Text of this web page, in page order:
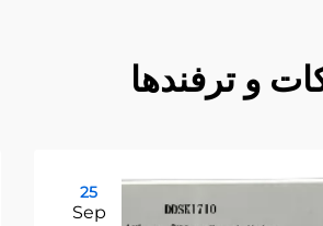
و ترفندها
25
Sep